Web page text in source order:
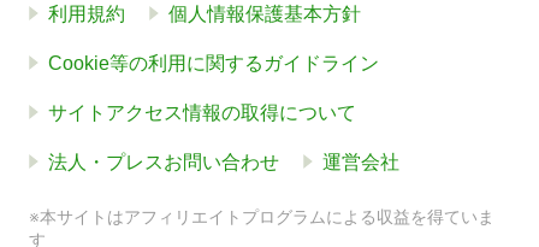
利用規約 個人情報保護基本方針
Cookie等の利用に関するガイドライン
サイトアクセス情報の取得について
法人・プレスお問い合わせ 運営会社
※本サイトはアフィリエイトプログラムによる収益を得ていま
す